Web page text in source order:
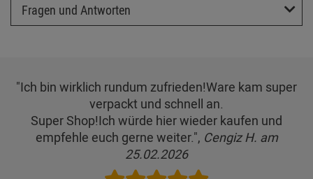
Fragen und Antworten
"Ich bin wirklich rundum zufrieden!Ware kam super
verpackt und schnell an.
Super Shop!Ich würde hier wieder kaufen und
empfehle euch gerne weiter.", Cengiz H. am
25.02.2026